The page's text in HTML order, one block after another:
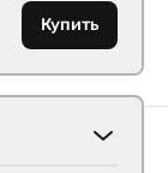
Купить